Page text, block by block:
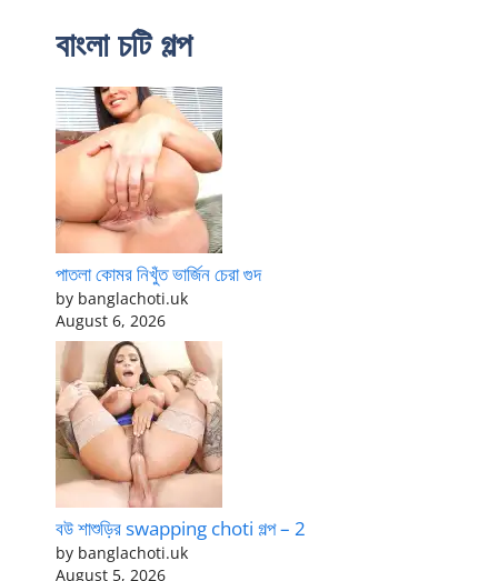
বাংলা চটি গল্প
পাতলা কোমর নিখুঁত ভার্জিন চেরা গুদ
by banglachoti.uk
August 6, 2026
বউ শাশুড়ির swapping choti গল্প – 2
by banglachoti.uk
August 5, 2026